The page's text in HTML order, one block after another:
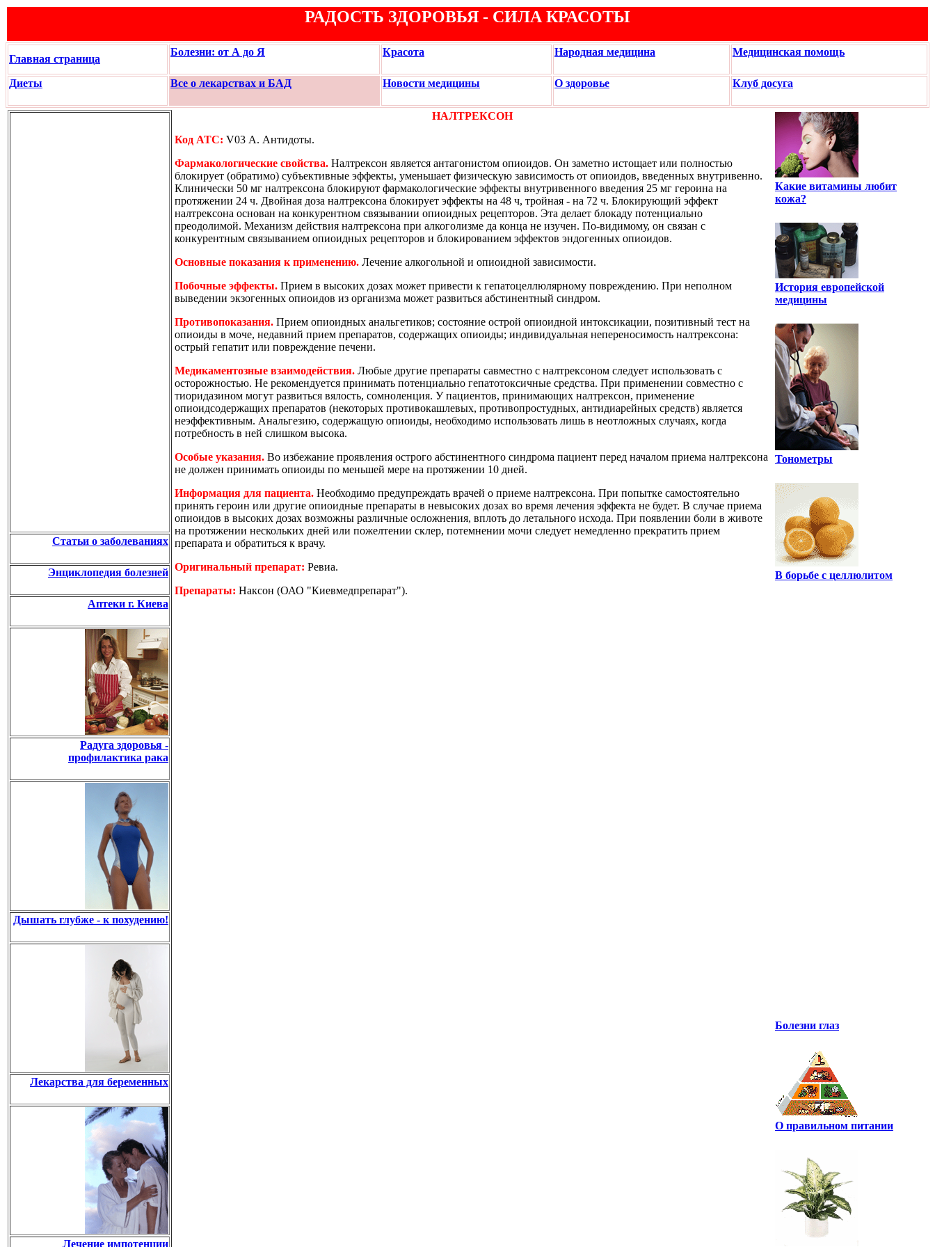
РАДОСТЬ ЗДОРОВЬЯ - СИЛА КРАСОТЫ
Главная страница
Болезни: от А до Я Красота Народная медицина Медицинская помощь
Диеты Все о лекарствах и БАД Новости медицины О здоровье Клуб досуга
Статьи о заболеваниях
Энциклопедия болезней
Аптеки г. Киева
Радуга здоровья -
профилактика рака
Дышать глубже - к похудению!
Лекарства для беременных
Лечение импотенции
НАЛТРЕКСОН
Код АТС: V03 А. Антидоты.
Фармакологические свойства. Налтрексон является антагонистом опиоидов. Он заметно истощает или полностью
блокирует (обратимо) субъективные эффекты, уменьшает физическую зависимость от опиоидов, введенных внутривенно.
Клинически 50 мг налтрексона блокируют фармакологические эффекты внутривенного введения 25 мг героина на
протяжении 24 ч. Двойная доза налтрексона блокирует эффекты на 48 ч, тройная - на 72 ч. Блокирующий эффект
налтрексона основан на конкурентном связывании опиоидных рецепторов. Эта делает блокаду потенциально
преодолимой. Механизм действия налтрексона при алкоголизме да конца не изучен. По-видимому, он связан с
конкурентным связыванием опиоидных рецепторов и блокированием эффектов эндогенных опиоидов.
Основные показания к применению. Лечение алкогольной и опиоидной зависимости.
Побочные эффекты. Прием в высоких дозах может привести к гепатоцеллюлярному повреждению. При неполном
выведении экзогенных опиоидов из организма может развиться абстинентный синдром.
Противопоказания. Прием опиоидных анальгетиков; состояние острой опиоидной интоксикации, позитивный тест на
опиоиды в моче, недавний прием препаратов, содержащих опиоиды; индивидуальная непереносимость налтрексона:
острый гепатит или повреждение печени.
Медикаментозные взаимодействия. Любые другие препараты савместно с налтрексоном следует использовать с
осторожностью. Не рекомендуется принимать потенциально гепатотоксичные средства. При применении совместно с
тиоридазином могут развиться вялость, сомноленция. У пациентов, принимающих налтрексон, применение
опиоидсодержащих препаратов (некоторых противокашлевых, противопростудных, антидиарейных средств) является
неэффективным. Анальгезию, содержащую опиоиды, необходимо использовать лишь в неотложных случаях, когда
потребность в ней слишком высока.
Особые указания. Во избежание проявления острого абстинентного синдрома пациент перед началом приема налтрексона
не должен принимать опиоиды по меньшей мере на протяжении 10 дней.
Информация для пациента. Необходимо предупреждать врачей о приеме налтрексона. При попытке самостоятельно
принять героин или другие опиоидные препараты в невысоких дозах во время лечения эффекта не будет. В случае приема
опиоидов в высоких дозах возможны различные осложнения, вплоть до летального исхода. При появлении боли в животе
на протяжении нескольких дней или пожелтении склер, потемнении мочи следует немедленно прекратить прием
препарата и обратиться к врачу.
Оригинальный препарат: Ревиа.
Препараты: Наксон (ОАО "Киевмедпрепарат").
Какие витамины любит
кожа?
История европейской
медицины
Тонометры
В борьбе с целлюлитом
Болезни глаз
О правильном питании